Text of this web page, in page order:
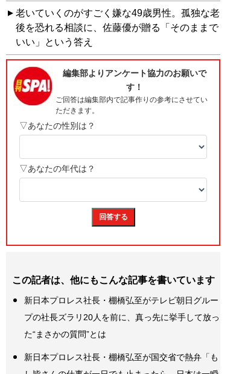
老いていくのがすごく嫌な49歳男性。孤独な老
後を恐れる相談に、佐藤優が贈る「そのままで
いい」という答え
この記者は、他にもこんな記事を書いています
新日本プロレス社長・棚橋弘至がテレビ朝日グルー
プの社長ズラリ20人を前に、真っ先に挙手して放っ
た“まさかの質問”とは
新日本プロレス社長・棚橋弘至が国交省で熱弁「も